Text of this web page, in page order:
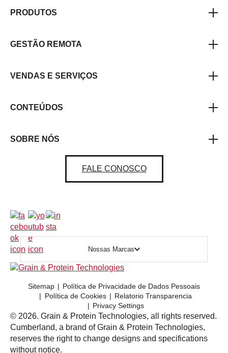
PRODUTOS
GESTÃO REMOTA
VENDAS E SERVIÇOS
CONTEÚDOS
SOBRE NÓS
FALE CONOSCO
Nossas Marcas
Sitemap
Política de Privacidade de Dados Pessoais
Política de Cookies
Relatorio Transparencia
Privacy Settings
© 2026. Grain & Protein Technologies, all rights reserved.
Cumberland, a brand of Grain & Protein Technologies,
reserves the right to change designs and specifications
without notice.